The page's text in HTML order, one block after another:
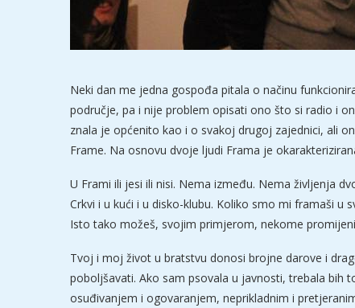
Neki dan me jedna gospođa pitala o načinu
područje, pa i nije problem opisati ono što si radio i
znala je općenito kao i o svakoj drugoj zajednici, ali
Frame. Na osnovu dvoje ljudi Frama je
U Frami ili jesi ili nisi. Nema između. Nema življenja
Crkvi i u kući i u disko-klubu. Koliko smo mi framaši
Isto tako možeš, svojim primjerom, nekome
Tvoj i moj život u bratstvu donosi brojne darove i
poboljšavati. Ako sam psovala u javnosti, trebala bih
osuđivanjem i ogovaranjem, neprikladnim i